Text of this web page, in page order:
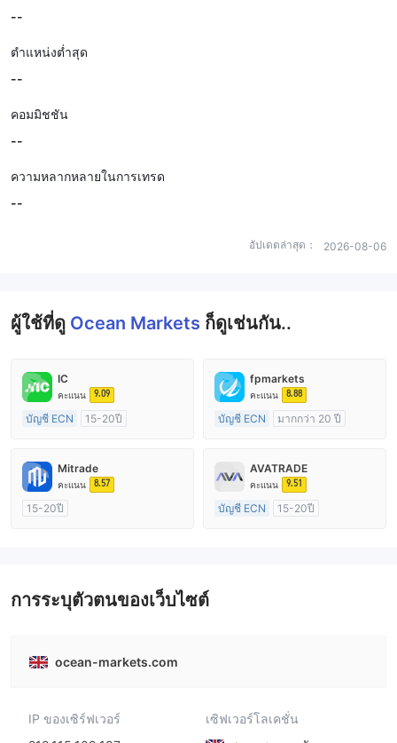
--
ตำแหน่งต่ำสุด
--
คอมมิชชัน
--
ความหลากหลายในการเทรด
--
อัปเดตล่าสุด： 2026-08-06
ผู้ใช้ที่ดู Ocean Markets ก็ดูเช่นกัน..
IC
คะแนน 9.09
บัญชี ECN
15-20ปี
ใบอนุญาต MT4 แบบเต็ม
fpmarkets
คะแนน 8.88
บัญชี ECN
มากกว่า 20 ปี
ใบอนุญาต MT4 แบบเต็ม
Mitrade
คะแนน 8.57
15-20ปี
AVATRADE
คะแนน 9.51
บัญชี ECN
15-20ปี
การระบุตัวตนของเว็บไซต์
ocean-markets.com
IP ของเซิร์ฟเวอร์
เซิฟเวอร์โลเคชั่น